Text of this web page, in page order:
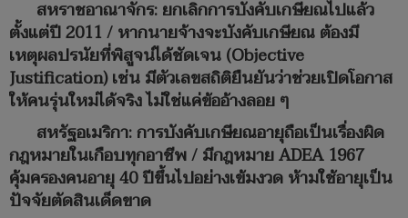
สหราชอาณาจักร: ยกเลิกการบังคับเกษียณไปแล้ว
ตั้งแต่ปี 2011 / หากนายจ้างจะบังคับเกษียณ ต้องมี
เหตุผลปรนัยที่พิสูจน์ได้ชัดเจน (Objective
Justification) เช่น มีตัวเลขสถิติยืนยันว่าช่วยเปิดโอกาส
ให้คนรุ่นใหม่ได้จริง ไม่ใช่แค่ข้ออ้างลอย ๆ
สหรัฐอเมริกา: การบังคับเกษียณอายุถือเป็นเรื่องผิด
กฎหมายในเกือบทุกอาชีพ / มีกฎหมาย ADEA 1967
คุ้มครองคนอายุ 40 ปีขึ้นไปอย่างเข้มงวด ห้ามใช้อายุเป็น
ปัจจัยตัดสินเด็ดขาด